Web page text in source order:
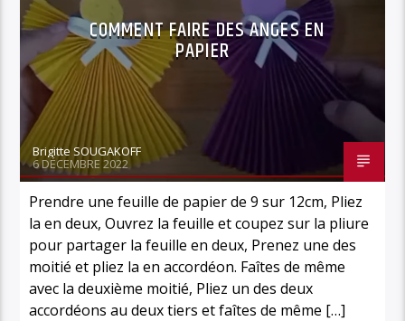
COMMENT FAIRE DES ANGES EN
PAPIER
Brigitte SOUGAKOFF
6 DÉCEMBRE 2022
Prendre une feuille de papier de 9 sur 12cm, Pliez
la en deux, Ouvrez la feuille et coupez sur la pliure
pour partager la feuille en deux, Prenez une des
moitié et pliez la en accordéon. Faîtes de même
avec la deuxième moitié, Pliez un des deux
accordéons au deux tiers et faîtes de même […]